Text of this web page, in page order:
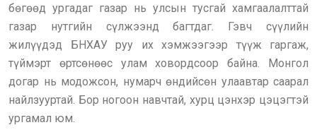
бөгөөд ургадаг газар нь улсын тусгай хамгаалалттай
газар нутгийн сүлжээнд багтдаг. Гэвч сүүлийн
жилүүдэд БНХАУ руу их хэмжээгээр түүж гаргаж,
түймэрт өртсөнөөс улам ховордсоор байна. Монгол
догар нь модожсон, нумарч өндийсөн улаавтар саарал
найлзууртай. Бор ногоон навчтай, хурц цэнхэр цэцэгтэй
ургамал юм.